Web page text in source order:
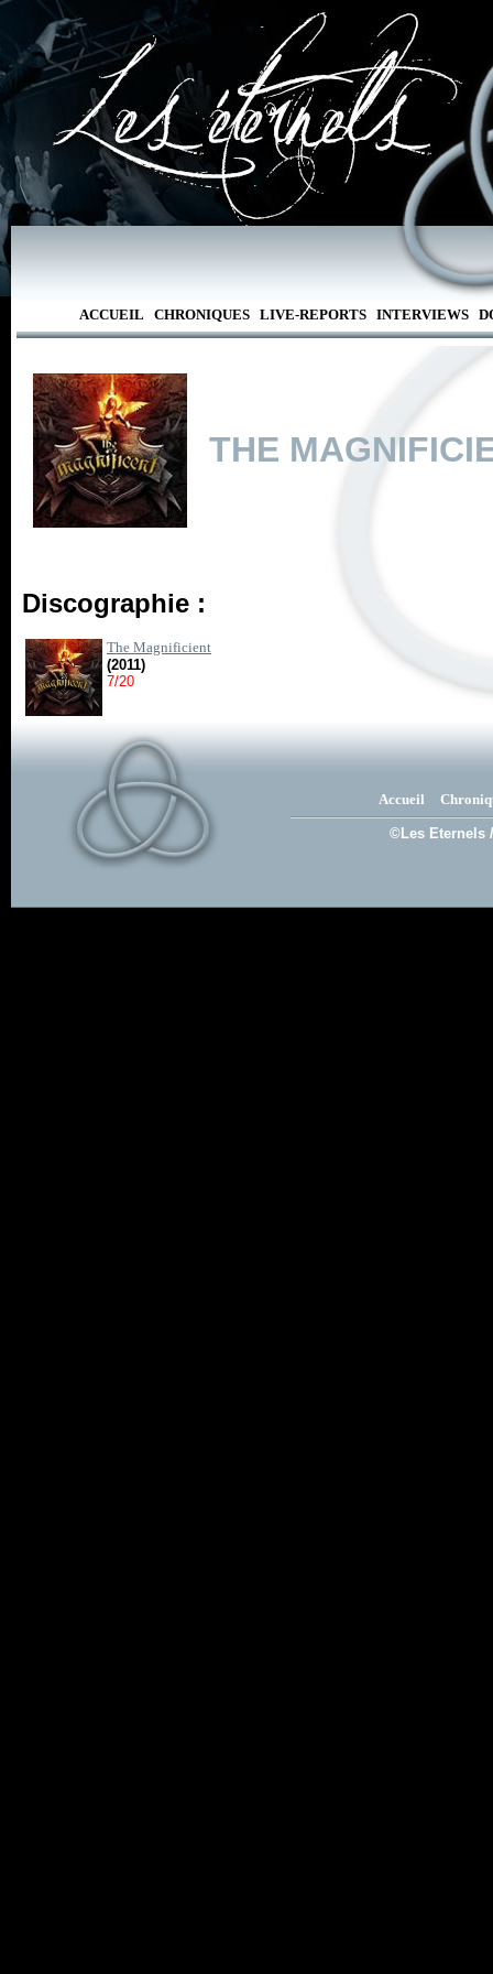
ACCUEIL CHRONIQUES LIVE-REPORTS INTERVIEWS
THE
Discographie :
The Magnificient
(2011)
7/20
Accueil
©Les Eternels